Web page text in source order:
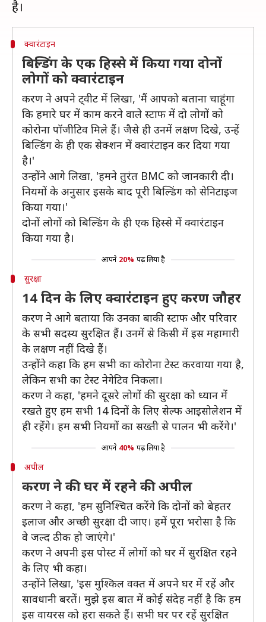
क्वारंटाइन
बिल्डिंग के एक हिस्से में किया गया दोनों
लोगों को क्वारंटाइन
करण ने अपने ट्वीट में लिखा, 'मैं आपको बताना चाहूंगा
कि हमारे घर में काम करने वाले स्टाफ में दो लोगों को
कोरोना पॉजीटिव मिले हैं। जैसे ही उनमें लक्षण दिखे, उन्हें
बिल्डिंग के ही एक सेक्शन में क्वारंटाइन कर दिया गया
है।'
उन्होंने आगे लिखा, 'हमने तुरंत BMC को जानकारी दी।
नियमों के अनुसार इसके बाद पूरी बिल्डिंग को सेनिटाइज
किया गया।'
दोनों लोगों को बिल्डिंग के ही एक हिस्से में क्वारंटाइन
किया गया है।
आपने 20% पढ़ लिया है
सुरक्षा
14 दिन के लिए क्वारंटाइन हुए करण जौहर
करण ने आगे बताया कि उनका बाकी स्टाफ और परिवार
के सभी सदस्य सुरक्षित हैं। उनमें से किसी में इस महामारी
के लक्षण नहीं दिखे हैं।
उन्होंने कहा कि हम सभी का कोरोना टेस्ट करवाया गया है,
लेकिन सभी का टेस्ट नेगेटिव निकला।
करण ने कहा, 'हमने दूसरे लोगों की सुरक्षा को ध्यान में
रखते हुए हम सभी 14 दिनों के लिए सेल्फ आइसोलेशन में
ही रहेंगे। हम सभी नियमों का सख्ती से पालन भी करेंगे।'
आपने 40% पढ़ लिया है
अपील
करण ने की घर में रहने की अपील
करण ने कहा, 'हम सुनिश्चित करेंगे कि दोनों को बेहतर
इलाज और अच्छी सुरक्षा दी जाए। हमें पूरा भरोसा है कि
वे जल्द ठीक हो जाएंगे।'
करण ने अपनी इस पोस्ट में लोगों को घर में सुरक्षित रहने
के लिए भी कहा।
उन्होंने लिखा, 'इस मुश्किल वक्त में अपने घर में रहें और
सावधानी बरतें। मुझे इस बात में कोई संदेह नहीं है कि हम
इस वायरस को हरा सकते हैं। सभी घर पर रहें सुरक्षित